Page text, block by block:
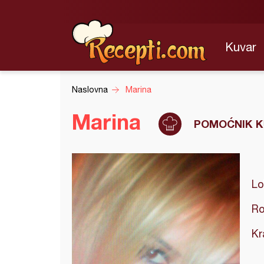
Kuvar
Naslovna Marina
Marina POMOĆNIK